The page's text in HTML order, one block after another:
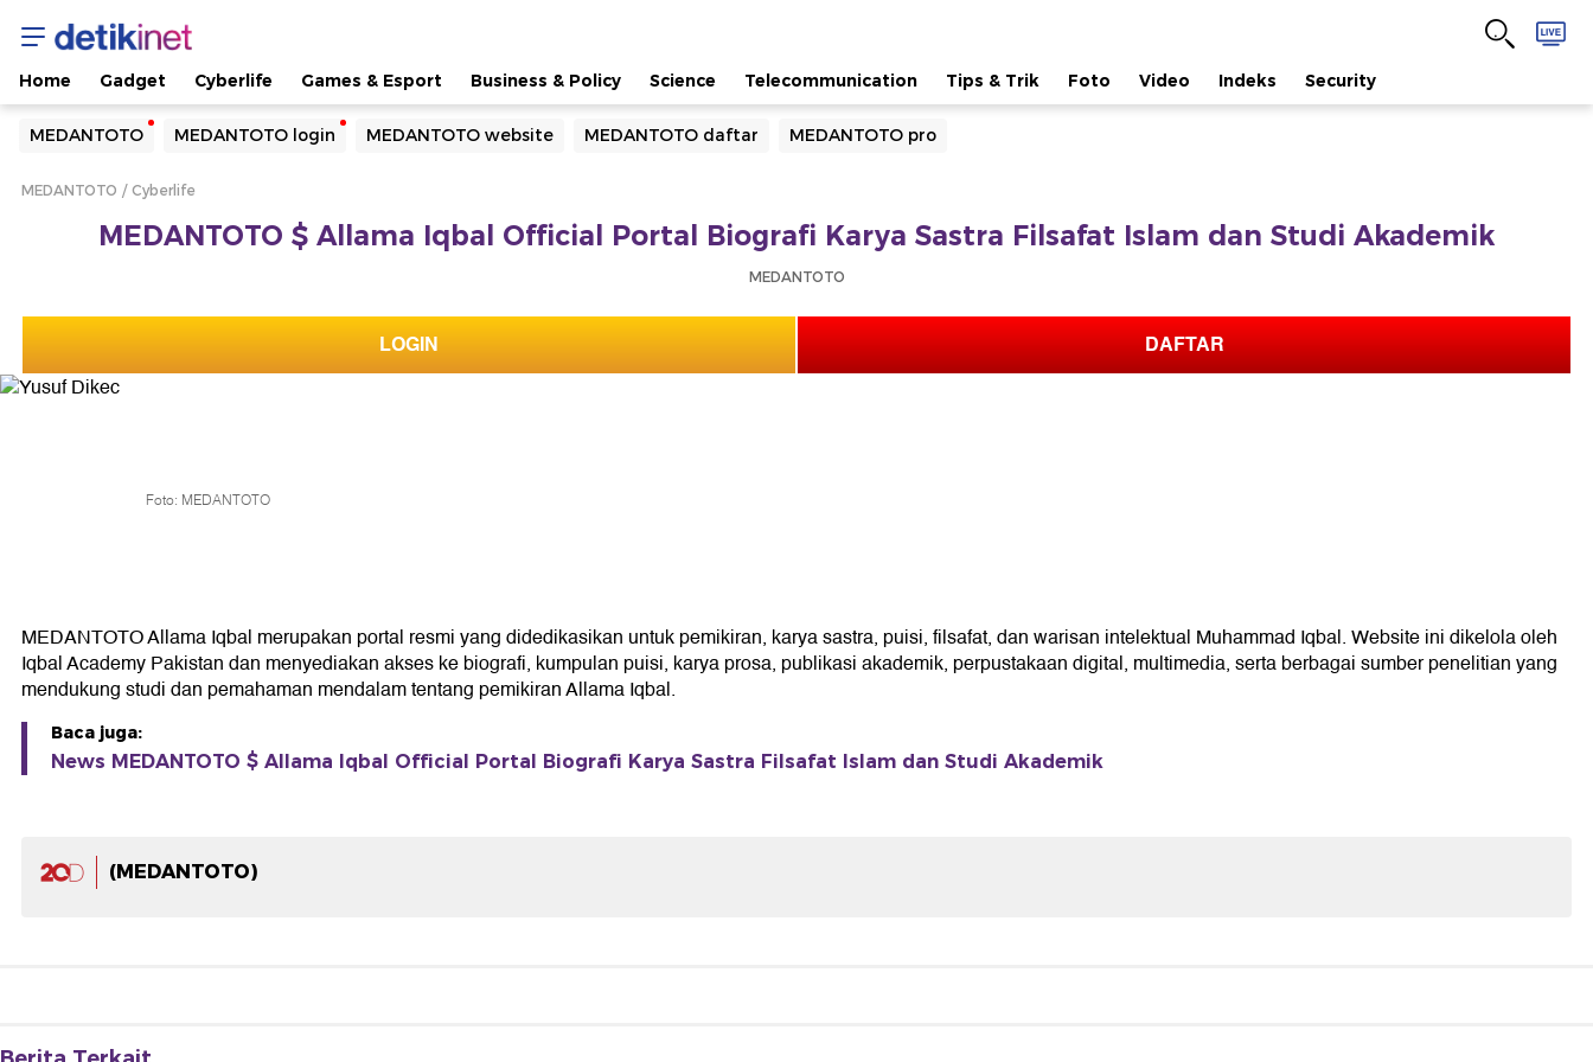
Home Gadget Cyberlife Games & Esport Business & Policy Science Telecommunication Tips & Trik Foto Video Indeks Security
MEDANTOTO MEDANTOTO login MEDANTOTO website MEDANTOTO daftar MEDANTOTO pro
Yang sedang ramai dicari
Loading...
MEDANTOTO Cyberlife
MEDANTOTO $ Allama Iqbal Official Portal Biografi Karya Sastra Filsafat Islam dan Studi Akademik
MEDANTOTO
LOGIN DAFTAR
Foto: MEDANTOTO
MEDANTOTO Allama Iqbal merupakan portal resmi yang didedikasikan untuk pemikiran, karya sastra, puisi, filsafat, dan warisan intelektual Muhammad Iqbal. Website ini dikelola oleh
Iqbal Academy Pakistan dan menyediakan akses ke biografi, kumpulan puisi, karya prosa, publikasi akademik, perpustakaan digital, multimedia, serta berbagai sumber penelitian yang
mendukung studi dan pemahaman mendalam tentang pemikiran Allama Iqbal.
Baca juga:
News MEDANTOTO $ Allama Iqbal Official Portal Biografi Karya Sastra Filsafat Islam dan Studi Akademik
(MEDANTOTO)